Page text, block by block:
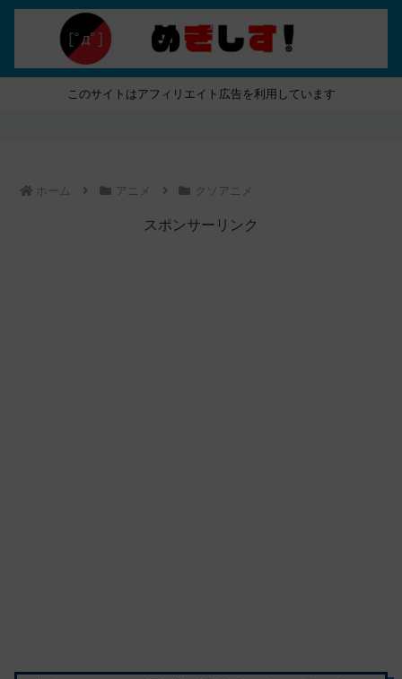
このサイトはアフィリエイト広告を利用しています
ホーム アニメ クソアニメ
スポンサーリンク